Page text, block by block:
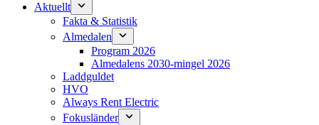
Aktuellt
Fakta & Statistik
Almedalen
Program 2026
Almedalens 2030-mingel 2026
Laddguldet
HVO
Always Rent Electric
Fokusländer